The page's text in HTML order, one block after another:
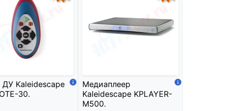
ДУ Kaleidescape
30.
Медиаплеер
Kaleidescape KPLAYER-
M500.